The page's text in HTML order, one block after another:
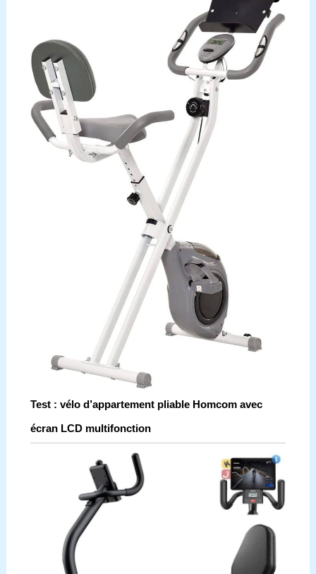
de l'exercice. 【Assistance rapide et service
fiable】 Notre tapis marche est parfait pour
aménager une salle de sport à domicile ou comme
cadeau attentionné pour les adultes sportifs. Notre
équipe de professionnels est disponible pour
répondre à toutes vos questions sous 16 heures
avec des réponses claires et utiles, vous
garantissant une expérience optimale de l'achat à
l'utilisation.
Test : vélo d’appartement pliable Homcom avec
écran LCD multifonction